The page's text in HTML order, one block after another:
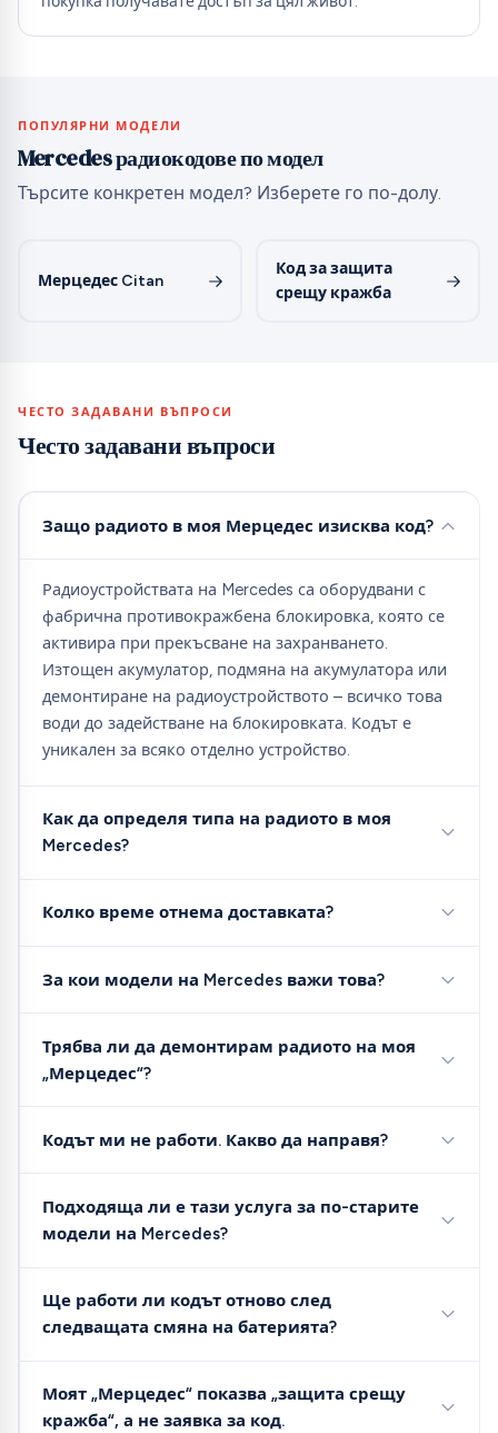
ПОПУЛЯРНИ МОДЕЛИ
Mercedes радиокодове по модел
Търсите конкретен модел? Изберете го по-долу.
Мерцедес Citan
Код за защита
срещу кражба
ЧЕСТО ЗАДАВАНИ ВЪПРОСИ
Често задавани въпроси
Защо радиото в моя Мерцедес изисква код?
Радиоустройствата на Mercedes са оборудвани с
фабрична противокражбена блокировка, която се
активира при прекъсване на захранването.
Изтощен акумулатор, подмяна на акумулатора или
демонтиране на радиоустройството – всичко това
води до задействане на блокировката. Кодът е
уникален за всяко отделно устройство.
Как да определя типа на радиото в моя
Mercedes?
Колко време отнема доставката?
За кои модели на Mercedes важи това?
Трябва ли да демонтирам радиото на моя
„Мерцедес“?
Кодът ми не работи. Какво да направя?
Подходяща ли е тази услуга за по-старите
модели на Mercedes?
Ще работи ли кодът отново след
следващата смяна на батерията?
Моят „Мерцедес“ показва „защита срещу
кражба“, а не заявка за код.